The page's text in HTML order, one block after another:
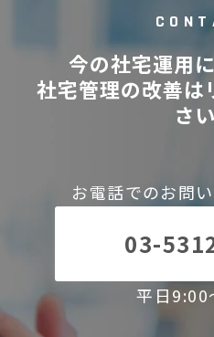
今の社宅運用
社宅管理の改善は
さい
お電話でのお問
03-
平日9:00